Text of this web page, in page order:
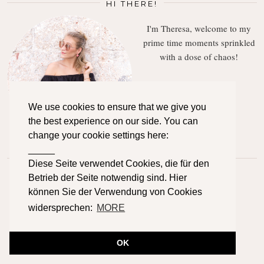
We use cookies to ensure that we give you
the best experience on our side. You can
change your cookie settings here:
Diese Seite verwendet Cookies, die für den
Betrieb der Seite notwendig sind. Hier
können Sie der Verwendung von Cookies
widersprechen: MORE
OK
HI THERE!
I'm Theresa, welcome to my
prime time moments sprinkled
with a dose of chaos!
FOLLOW ALONG
TWITTER INSTAGRAM
PINTEREST